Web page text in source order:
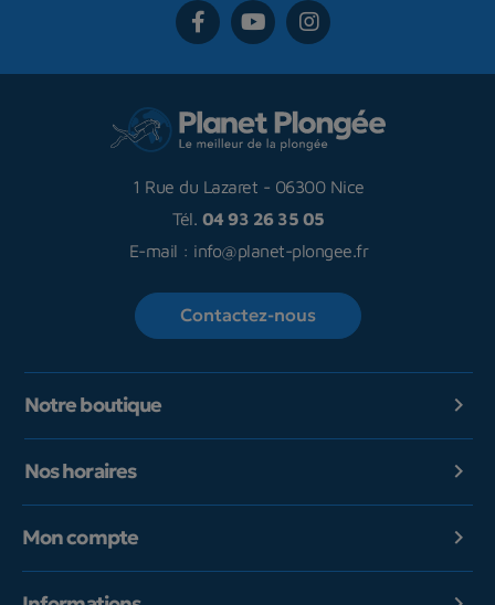
1 Rue du Lazaret - 06300 Nice
Tél. 04 93 26 35 05
E-mail : info@planet-plongee.fr
Contactez-nous
Notre boutique 
Nos horaires 
Mon compte 